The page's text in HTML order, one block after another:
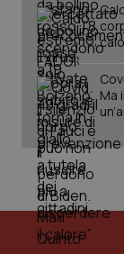
Tumore
Tumore
Tumori
Tumori
Ulcera &
Vaccini
Ma